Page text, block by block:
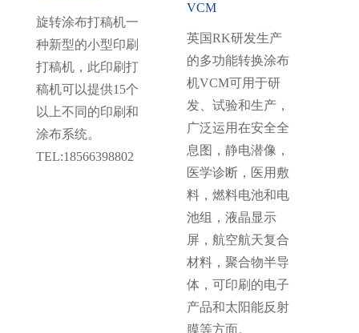
旋转涂布打稿机一
种新型的小型印刷
打稿机，此印刷打
稿机可以提供15个
以上不同的印刷和
涂布系统。
TEL:18566398802
VCM
英国RK研发生产
的多功能转换涂布
机VCM可用于研
发、试验和生产，
广泛运用在安全全
息图，静电潜像，
医学诊断，医用敷
料，燃料电池和电
池组，液晶显示
屏，航空航天复合
材料，聚合物半导
体，可印刷的电子
产品和太阳能反射
膜等方面。